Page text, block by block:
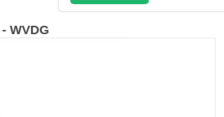
WVDG